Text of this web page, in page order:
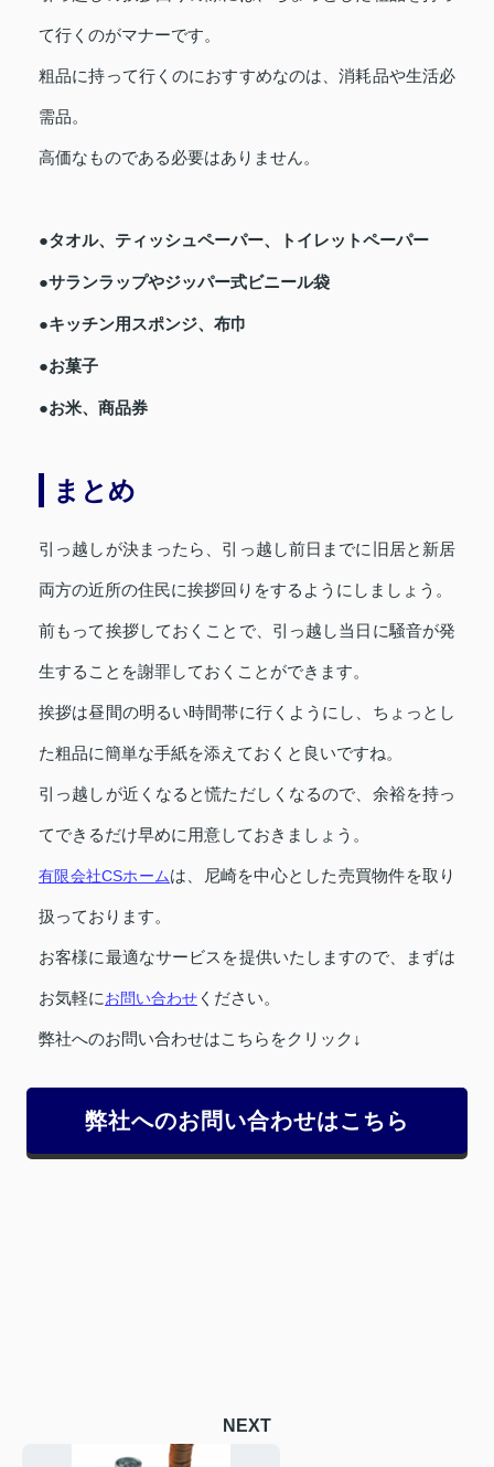
て行くのがマナーです。
粗品に持って行くのにおすすめなのは、消耗品や生活必
需品。
高価なものである必要はありません。
●タオル、ティッシュペーパー、トイレットペーパー
●サランラップやジッパー式ビニール袋
●キッチン用スポンジ、布巾
●お菓子
●お米、商品券
まとめ
引っ越しが決まったら、引っ越し前日までに旧居と新居
両方の近所の住民に挨拶回りをするようにしましょう。
前もって挨拶しておくことで、引っ越し当日に騒音が発
生することを謝罪しておくことができます。
挨拶は昼間の明るい時間帯に行くようにし、ちょっとし
た粗品に簡単な手紙を添えておくと良いですね。
引っ越しが近くなると慌ただしくなるので、余裕を持っ
てできるだけ早めに用意しておきましょう。
有限会社CSホームは、尼崎を中心とした売買物件を取り
扱っております。
お客様に最適なサービスを提供いたしますので、まずは
お気軽にお問い合わせ ください。
弊社へのお問い合わせはこちらをクリック↓
弊社へのお問い合わせはこちら
NEXT